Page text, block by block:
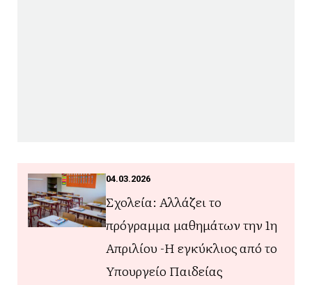
04.03.2026
Σχολεία: Αλλάζει το
πρόγραμμα μαθημάτων την 1η
Απριλίου -Η εγκύκλιος από το
Υπουργείο Παιδείας